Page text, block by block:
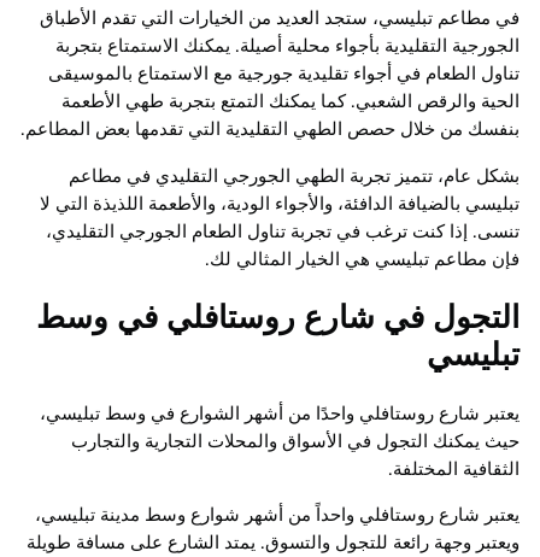
في مطاعم تبليسي، ستجد العديد من الخيارات التي تقدم الأطباق
الجورجية التقليدية بأجواء محلية أصيلة. يمكنك الاستمتاع بتجربة
تناول الطعام في أجواء تقليدية جورجية مع الاستمتاع بالموسيقى
الحية والرقص الشعبي. كما يمكنك التمتع بتجربة طهي الأطعمة
بنفسك من خلال حصص الطهي التقليدية التي تقدمها بعض المطاعم.
بشكل عام، تتميز تجربة الطهي الجورجي التقليدي في مطاعم
تبليسي بالضيافة الدافئة، والأجواء الودية، والأطعمة اللذيذة التي لا
تنسى. إذا كنت ترغب في تجربة تناول الطعام الجورجي التقليدي،
فإن مطاعم تبليسي هي الخيار المثالي لك.
التجول في شارع روستافلي في وسط
تبليسي
يعتبر شارع روستافلي واحدًا من أشهر الشوارع في وسط تبليسي،
حيث يمكنك التجول في الأسواق والمحلات التجارية والتجارب
الثقافية المختلفة.
يعتبر شارع روستافلي واحداً من أشهر شوارع وسط مدينة تبليسي،
ويعتبر وجهة رائعة للتجول والتسوق. يمتد الشارع على مسافة طويلة